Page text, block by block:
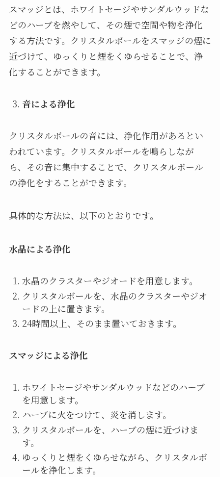
スマッジとは、ホワイトセージやサンダルウッドな
どのハーブを燃やして、その煙で空間や物を浄化
する方法です。クリスタルボールをスマッジの煙に
近づけて、ゆっくりと煙をくゆらせることで、浄
化することができます。
音による浄化
クリスタルボールの音には、浄化作用があるとい
われています。クリスタルボールを鳴らしなが
ら、その音に集中することで、クリスタルボール
の浄化をすることができます。
具体的な方法は、以下のとおりです。
水晶による浄化
水晶のクラスターやジオードを用意します。
クリスタルボールを、水晶のクラスターやジオ
ードの上に置きます。
24時間以上、そのまま置いておきます。
スマッジによる浄化
ホワイトセージやサンダルウッドなどのハーブ
を用意します。
ハーブに火をつけて、炎を消します。
クリスタルボールを、ハーブの煙に近づけま
す。
ゆっくりと煙をくゆらせながら、クリスタルボ
ールを浄化します。